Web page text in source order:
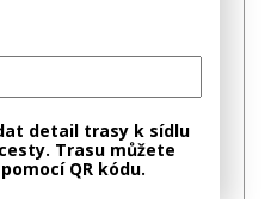
detail trasy k sídlu
Trasu můžete
QR kódu.